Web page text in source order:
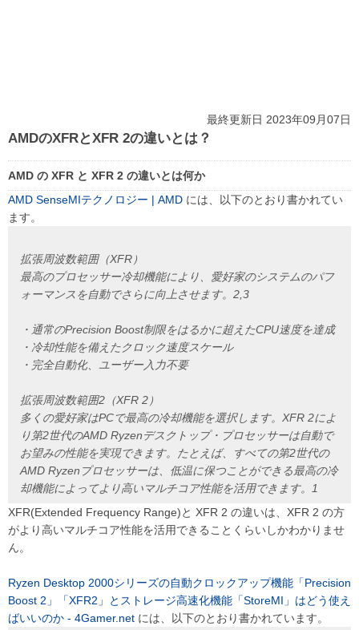
最終更新日 2023年09月07日
AMDのXFRとXFR 2の違いとは？
AMD の XFR と XFR 2 の違いとは何か
AMD SenseMIテクノロジー | AMD には、以下のとおり書かれてい
ます。
拡張周波数範囲（XFR）
最高のプロセッサー冷却機能により、愛好家のシステムのパフ
ォーマンスを自動でさらに向上させます。2,3
・通常のPrecision Boost制限をはるかに超えたCPU速度を達成
・冷却性能を備えたクロック速度スケール
・完全自動化、ユーザー入力不要
拡張周波数範囲2（XFR 2）
多くの愛好家はPCで最高の冷却機能を選択します。XFR 2によ
り第2世代のAMD Ryzenデスクトップ・プロセッサーは自動で
お望みの性能を実現できます。たとえば、すべての第2世代の
AMD Ryzenプロセッサーは、低温に保つことができる最高の冷
却機能によってより高いマルチコア性能を活用できます。1
XFR(Extended Frequency Range)と XFR 2 の違いは、XFR 2 の方
がより高いマルチコア性能を活用できることくらいしかわかりませ
ん。
Ryzen Desktop 2000シリーズの自動クロックアップ機能「Precision
Boost 2」「XFR2」とストレージ高速化機能「StoreMI」はどう使え
ばいいのか - 4Gamer.net には、以下のとおり書かれています。